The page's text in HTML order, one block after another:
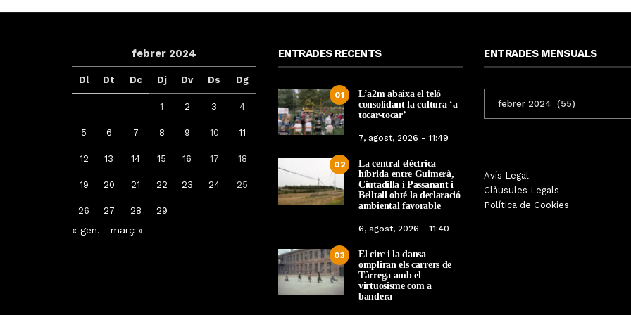
febrer 2024
Dl Dt Dc Dj Dv Ds Dg
1 2 3 4
5 6 7 8 9 10 11
12 13 14 15 16 17 18
19 20 21 22 23 24 25
26 27 28 29
« gen. març »
ENTRADES RECENTS
01
L’a2m abaixa el teló
consolidant la cultura ‘a
tocar-tocar’
7, agost, 2026 - 11:49
02
La central elèctrica
híbrida entre Guimerà,
Ciutadilla i Passanant i
Belltall obté la declaració
ambiental favorable
6, agost, 2026 - 11:40
03
El circ i la dansa
ompliran els carrers de
Tàrrega amb el
virtuosisme com a
bandera
ENTRADES MENSUALS
MENSUALS
Avís Legal
Clàusules Legals
Política de Cookies
Arrenca la campanya de
vacunació: a qui li toca la de la
grip, COVID-19 o totes dues
14, octubre, 2025 - 08:04
Tàrrega farà bategar la història
amb l’estrena de “Lo Pedrafoc”,
la nova bèstia festiva de
12, maig, 2026 - 09:29
Tàrrega edita un
història dels gegants
en el marc de la